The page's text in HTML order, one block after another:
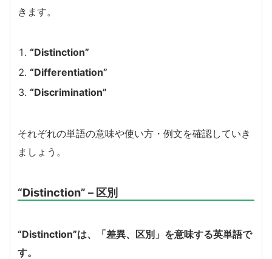
きます。
“Distinction”
“Differentiation”
“Discrimination”
それぞれの単語の意味や使い方・例文を確認していき
ましょう。
“Distinction” – 区別
“Distinction”は、「差異、区別」を意味する英単語で
す。